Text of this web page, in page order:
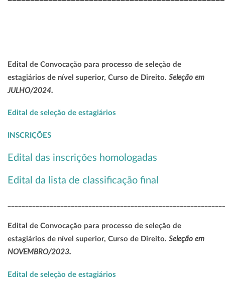
Edital de Convocação para processo de seleção de
estagiários de nível superior, Curso de Direito. Seleção em
JULHO/2024.
Edital de seleção de estagiários
INSCRIÇÕES
Edital das inscrições homologadas
Edital da lista de classificação final
Edital de Convocação para processo de seleção de
estagiários de nível superior, Curso de Direito. Seleção em
NOVEMBRO/2023.
Edital de seleção de estagiários